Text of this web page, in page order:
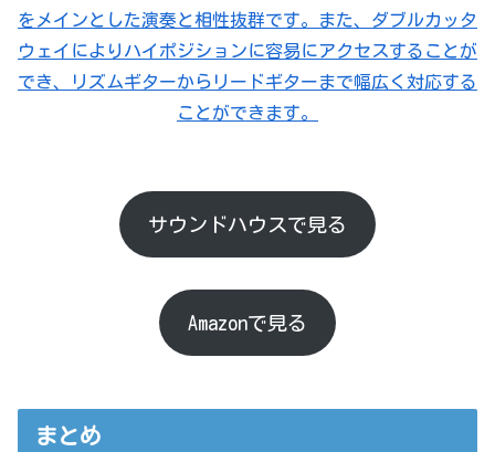
サウンドハウスで見る
Amazonで見る
まとめ